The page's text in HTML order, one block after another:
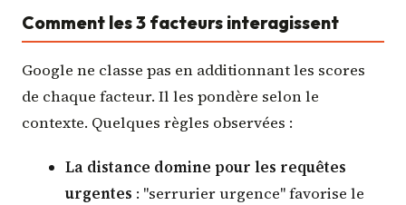
Comment les 3 facteurs interagissent
Google ne classe pas en additionnant les scores
de chaque facteur. Il les pondère selon le
contexte. Quelques règles observées :
La distance domine pour les requêtes
urgentes : "serrurier urgence" favorise le